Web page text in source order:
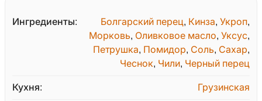
Ингредиенты: Болгарский перец, Кинза, Укроп,
Морковь, Оливковое масло, Уксус,
Петрушка, Помидор, Соль, Сахар,
Чеснок, Чили, Черный перец
Кухня: Грузинская